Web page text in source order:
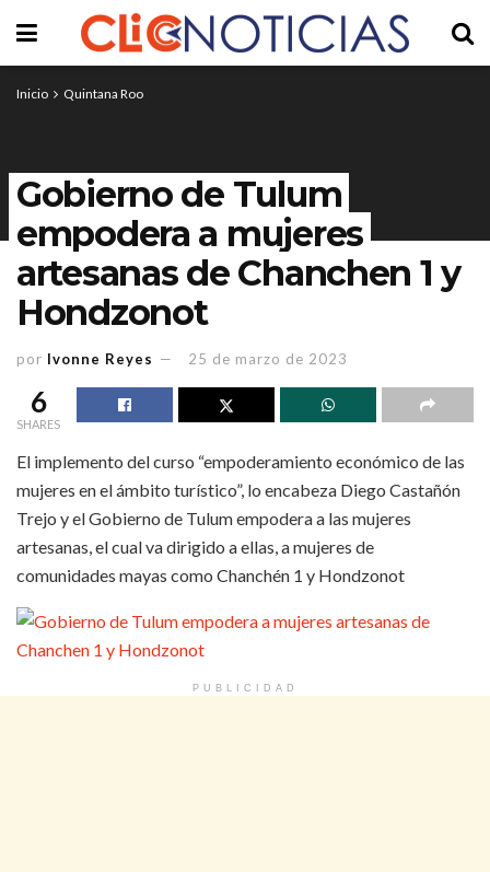
Inicio Quintana Roo
Gobierno de Tulum
empodera a mujeres
artesanas de Chanchen 1 y
Hondzonot
por Ivonne Reyes 25 de marzo de 2023
6
SHARES
El implemento del curso “empoderamiento económico de las
mujeres en el ámbito turístico”, lo encabeza Diego Castañón
Trejo y el Gobierno de Tulum empodera a las mujeres
artesanas, el cual va dirigido a ellas, a mujeres de
comunidades mayas como Chanchén 1 y Hondzonot
PUBLICIDAD